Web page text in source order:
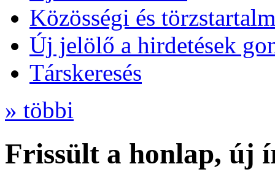
Közösségi és
Új jelölő a hirdetések
Társkeresés
» többi
Frissült a honlap, új